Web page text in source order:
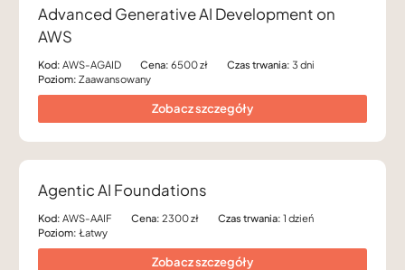
Advanced Generative AI Development on
AWS
Kod: AWS-AGAID Cena: 6500 zł Czas trwania: 3 dni
Poziom: Zaawansowany
Zobacz szczegóły
Agentic AI Foundations
Kod: AWS-AAIF Cena: 2300 zł Czas trwania: 1 dzień
Poziom: Łatwy
Zobacz szczegóły